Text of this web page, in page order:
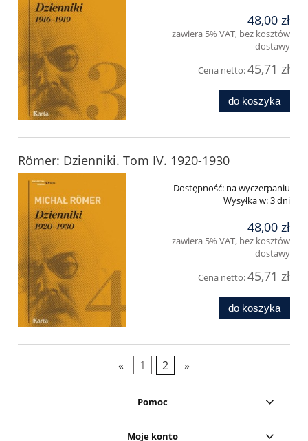
48,00 zł
zawiera 5% VAT, bez kosztów
dostawy
Cena netto:45,71 zł
do koszyka
Römer: Dzienniki. Tom IV. 1920-1930
Dostępność: na wyczerpaniu
Wysyłka w:3 dni
48,00 zł
zawiera 5% VAT, bez kosztów
dostawy
Cena netto:45,71 zł
do koszyka
« 1 2 »
Pomoc
Moje konto